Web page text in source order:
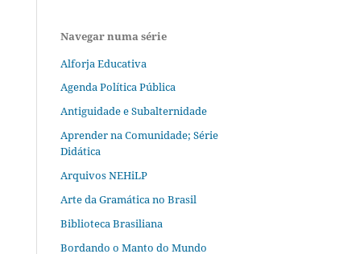
Navegar numa série
Alforja Educativa
Agenda Política Pública
Antiguidade e Subalternidade
Aprender na Comunidade; Série
Didática
Arquivos NEHiLP
Arte da Gramática no Brasil
Biblioteca Brasiliana
Bordando o Manto do Mundo